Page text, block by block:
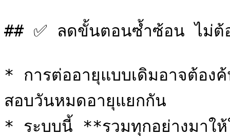
## ✅ ลดขั้นตอนซ้ำซ้อน ไม่ต้
* การต่ออายุแบบเดิมอาจต้อง
สอบวันหมดอายุแยกกัน
* ระบบนี้ **รวมทุกอย่างมาใ